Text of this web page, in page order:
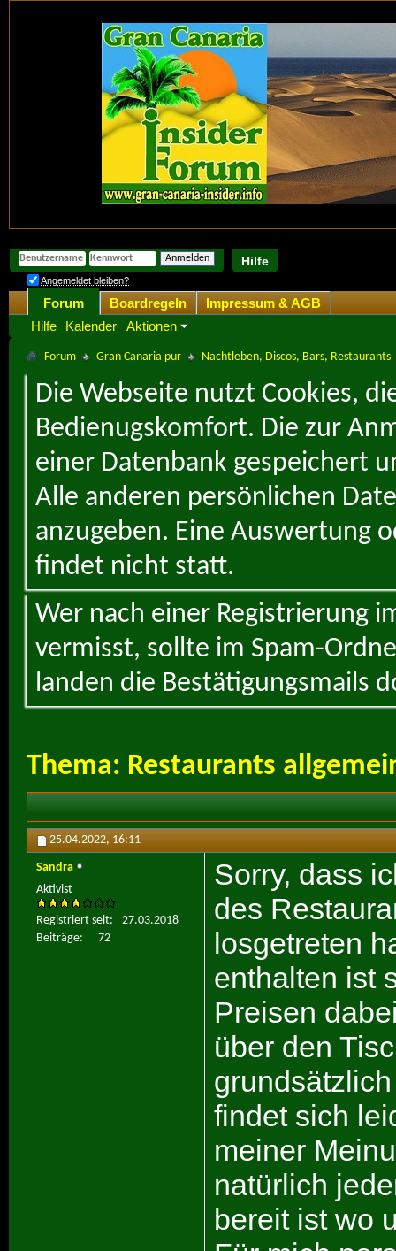
Hilfe
Angemeldet bleiben?
Forum
Hilfe
Kalender Aktionen
Boardregeln Impressum & AGB
Forum Gran Canaria pur Nachtleben, Discos, Bars, Restaurants
Die Webseite nutzt Cookies,
Bedienugskomfort. Die zur
einer Datenbank gespeichert
Alle anderen persönlichen
anzugeben. Eine Auswertung
findet nicht statt.
Wer nach einer Registrierung
vermisst, sollte im Spam-
landen die Bestätigungsmails
Thema: Restaurants
25.04.2022, 16:11
Sandra
Aktivist
Registriert seit
27.03.2018
Beiträge
72
Sorry, dass
des
losgetreten
enthalten ist
Preisen
über den
findet sich
meiner
natürlich
bereit ist wo